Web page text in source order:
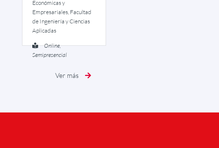
Económicas y
Empresariales, Facultad
de Ingeniería y Ciencias
Aplicadas
Online,
Semipresencial
Ver más